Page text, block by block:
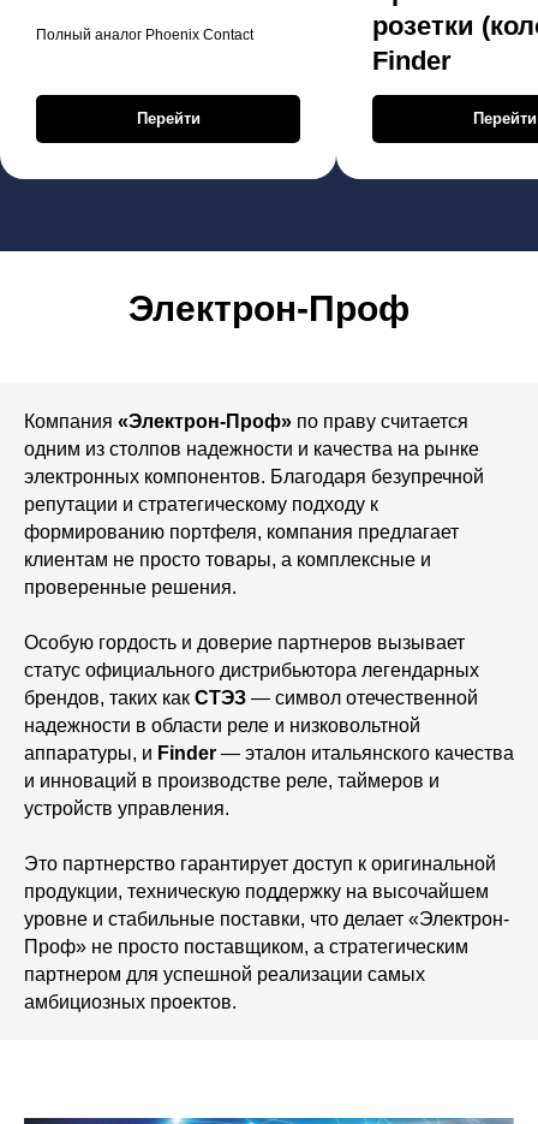
Полный аналог Phoenix Contact
Перейти
розетки
Finder
Перейти
Электрон-Проф
Компания «Электрон-Проф» по праву считается
одним из столпов надежности и качества на рынке
электронных компонентов. Благодаря безупречной
репутации и стратегическому подходу к
формированию портфеля, компания предлагает
клиентам не просто товары, а комплексные и
проверенные решения.
Особую гордость и доверие партнеров вызывает
статус официального дистрибьютора легендарных
брендов, таких как СТЭЗ — символ отечественной
надежности в области реле и низковольтной
аппаратуры, и Finder — эталон итальянского качества
и инноваций в производстве реле, таймеров и
устройств управления.
Это партнерство гарантирует доступ к оригинальной
продукции, техническую поддержку на высочайшем
уровне и стабильные поставки, что делает «Электрон-
Проф» не просто поставщиком, а стратегическим
партнером для успешной реализации самых
амбициозных проектов.